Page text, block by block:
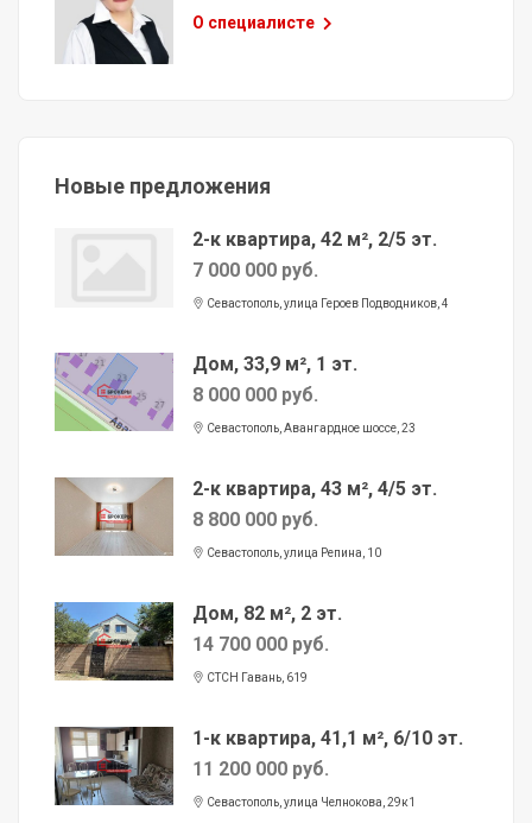
О специалисте
Новые предложения
2-к квартира, 42 м², 2/5 эт.
7 000 000 руб.
Севастополь, улица Героев Подводников, 4
Дом, 33,9 м², 1 эт.
8 000 000 руб.
Севастополь, Авангардное шоссе, 23
2-к квартира, 43 м², 4/5 эт.
8 800 000 руб.
Севастополь, улица Репина, 10
Дом, 82 м², 2 эт.
14 700 000 руб.
СТСН Гавань, 619
1-к квартира, 41,1 м², 6/10 эт.
11 200 000 руб.
Севастополь, улица Челнокова, 29к1